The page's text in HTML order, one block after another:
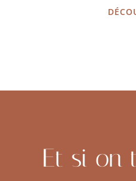
Et si on